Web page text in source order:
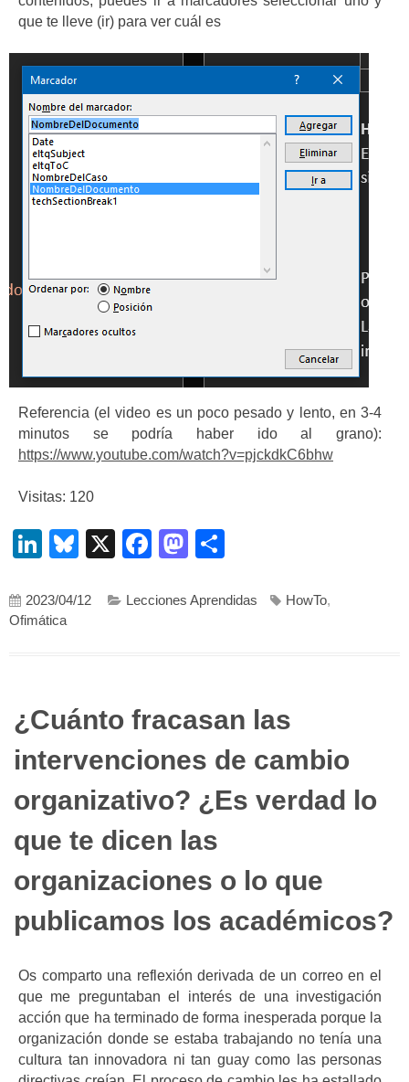
que te lleve (ir) para ver cuál es
Referencia (el video es un poco pesado y lento, en 3-4
minutos se podría haber ido al grano):
https://www.youtube.com/watch?v=pjckdkC6bhw
Visitas: 120
LinkedIn
Bluesky
X Facebook
Mastodon
2023/04/12 Lecciones Aprendidas HowTo,
Ofimática
¿Cuánto fracasan las
intervenciones de cambio
organizativo? ¿Es verdad lo
que te dicen las
organizaciones o lo que
publicamos los académicos?
Os comparto una reflexión derivada de un correo en el
que me preguntaban el interés de una investigación
acción que ha terminado de forma inesperada porque la
organización donde se estaba trabajando no tenía una
cultura tan innovadora ni tan guay como las personas